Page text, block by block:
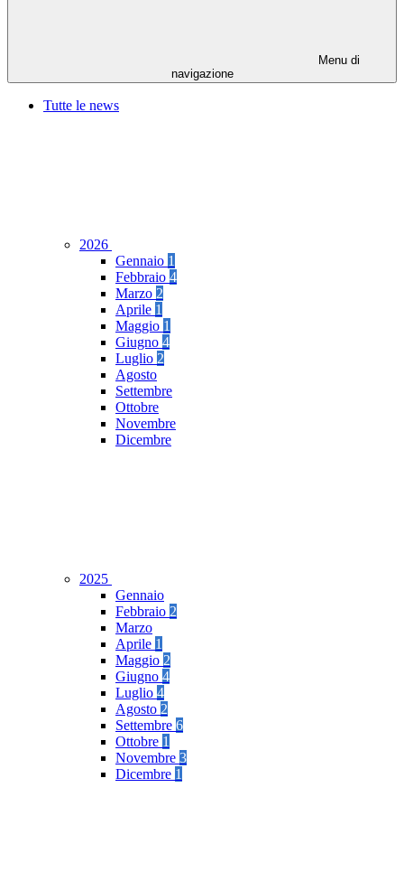
Menu di
navigazione
Tutte le news
2026
Gennaio 1
Febbraio 4
Marzo 2
Aprile 1
Maggio 1
Giugno 4
Luglio 2
Agosto
Settembre
Ottobre
Novembre
Dicembre
2025
Gennaio
Febbraio 2
Marzo
Aprile 1
Maggio 2
Giugno 4
Luglio 4
Agosto 2
Settembre 6
Ottobre 1
Novembre 3
Dicembre 1